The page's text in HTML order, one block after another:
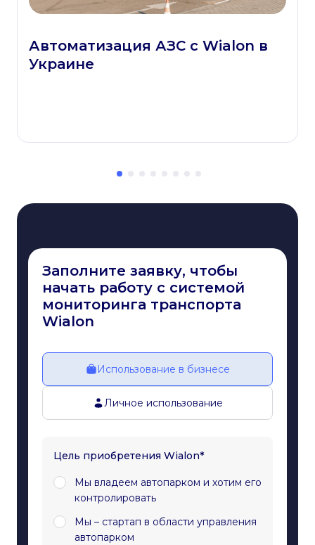
Автоматизация АЗС с Wialon в
Украине
Заполните заявку, чтобы
начать работу с системой
мониторинга транспорта
Wialon
Использование в бизнесе
Личное использование
Цель приобретения Wialon*
Мы владеем автопарком и хотим его
контролировать
Мы – стартап в области управления
автопарком